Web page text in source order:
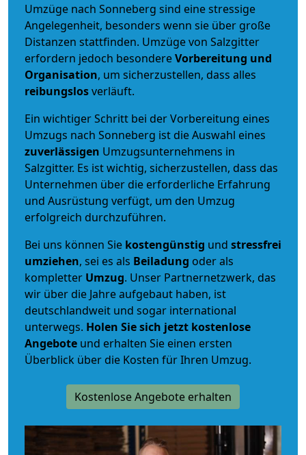
Umzüge nach Sonneberg sind eine stressige
Angelegenheit, besonders wenn sie über große
Distanzen stattfinden. Umzüge von Salzgitter
erfordern jedoch besondereVorbereitung und
Organisation, um sicherzustellen, dass alles
reibungslosverläuft.
Ein wichtiger Schritt bei der Vorbereitung eines
Umzugs nach Sonneberg ist die Auswahl eines
zuverlässigen Umzugsunternehmens in
Salzgitter. Es ist wichtig, sicherzustellen, dass das
Unternehmen über die erforderliche Erfahrung
und Ausrüstung verfügt, um den Umzug
erfolgreich durchzuführen.
Bei uns können Sie kostengünstig und stressfrei
umziehen, sei es als Beiladung oder als
kompletter Umzug. Unser Partnernetzwerk, das
wir über die Jahre aufgebaut haben, ist
deutschlandweit und sogar international
unterwegs. Holen Sie sich jetzt kostenlose
Angebote und erhalten Sie einen ersten
Überblick über die Kosten für Ihren Umzug.
Kostenlose Angebote erhalten